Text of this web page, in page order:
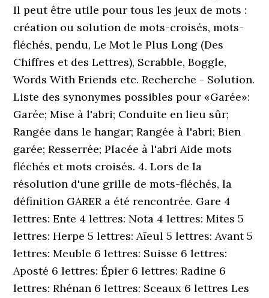
Il peut être utile pour tous les jeux de mots :
création ou solution de mots-croisés, mots-
fléchés, pendu, Le Mot le Plus Long (Des
Chiffres et des Lettres), Scrabble, Boggle,
Words With Friends etc. Recherche - Solution.
Liste des synonymes possibles pour «Garée»:
Garée; Mise à l'abri; Conduite en lieu sûr;
Rangée dans le hangar; Rangée à l'abri; Bien
garée; Resserrée; Placée à l'abri Aide mots
fléchés et mots croisés. 4. Lors de la
résolution d'une grille de mots-fléchés, la
définition GARER a été rencontrée. Gare 4
lettres: Ente 4 lettres: Nota 4 lettres: Mites 5
lettres: Herpe 5 lettres: Aïeul 5 lettres: Avant 5
lettres: Meuble 6 lettres: Suisse 6 lettres:
Aposté 6 lettres: Épier 6 lettres: Radine 6
lettres: Rhénan 6 lettres: Sceaux 6 lettres Les